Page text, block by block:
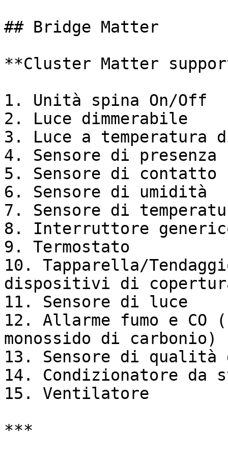
## Bridge Matter
**Cluster Matter
1. Unità spina On/Off
2. Luce dimmerabile
3. Luce a temperatura
4. Sensore di presenza
5. Sensore di contatto
6. Sensore di umidità
7. Sensore di
8. Interruttore
9. Termostato
10. Tapparella/
dispositivi di
11. Sensore di luce
12. Allarme fumo e CO
monossido di carbonio)
13. Sensore di
14. Condizionatore da
15. Ventilatore
***